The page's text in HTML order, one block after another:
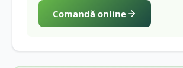
Comandă online